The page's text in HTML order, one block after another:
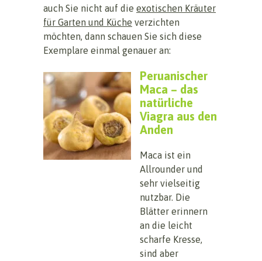
auch Sie nicht auf die exotischen Kräuter
für Garten und Küche verzichten
möchten, dann schauen Sie sich diese
Exemplare einmal genauer an:
Peruanischer
Maca – das
natürliche
Viagra aus den
Anden
Maca ist ein
Allrounder und
sehr vielseitig
nutzbar. Die
Blätter erinnern
an die leicht
scharfe Kresse,
sind aber